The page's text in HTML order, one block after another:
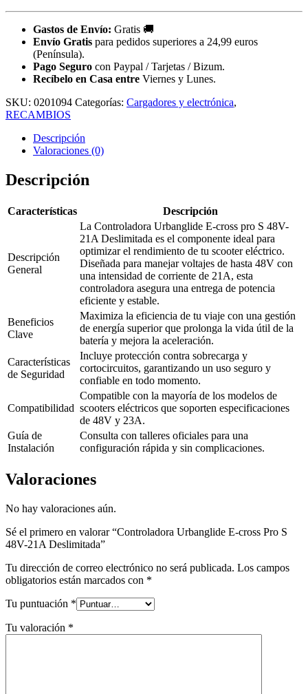
Gastos de Envío: Gratis 🚚
Envío Gratis para pedidos superiores a 24,99 euros
(Península).
Pago Seguro con Paypal / Tarjetas / Bizum.
Recíbelo en Casa entre Viernes y Lunes.
SKU: 0201094 Categorías: Cargadores y electrónica,
RECAMBIOS
Descripción
Valoraciones (0)
Descripción
Características Descripción
Descripción
General
La Controladora Urbanglide E-cross pro S 48V-
21A Deslimitada es el componente ideal para
optimizar el rendimiento de tu scooter eléctrico.
Diseñada para manejar voltajes de hasta 48V con
una intensidad de corriente de 21A, esta
controladora asegura una entrega de potencia
eficiente y estable.
Beneficios
Clave
Maximiza la eficiencia de tu viaje con una gestión
de energía superior que prolonga la vida útil de la
batería y mejora la aceleración.
Características
de Seguridad
Incluye protección contra sobrecarga y
cortocircuitos, garantizando un uso seguro y
confiable en todo momento.
Compatibilidad
Compatible con la mayoría de los modelos de
scooters eléctricos que soporten especificaciones
de 48V y 23A.
Guía de
Instalación
Consulta con talleres oficiales para una
configuración rápida y sin complicaciones.
Valoraciones
No hay valoraciones aún.
Sé el primero en valorar “Controladora Urbanglide E-cross Pro S
48V-21A Deslimitada”
Tu dirección de correo electrónico no será publicada. Los campos
obligatorios están marcados con *
Tu puntuación *
Tu valoración *